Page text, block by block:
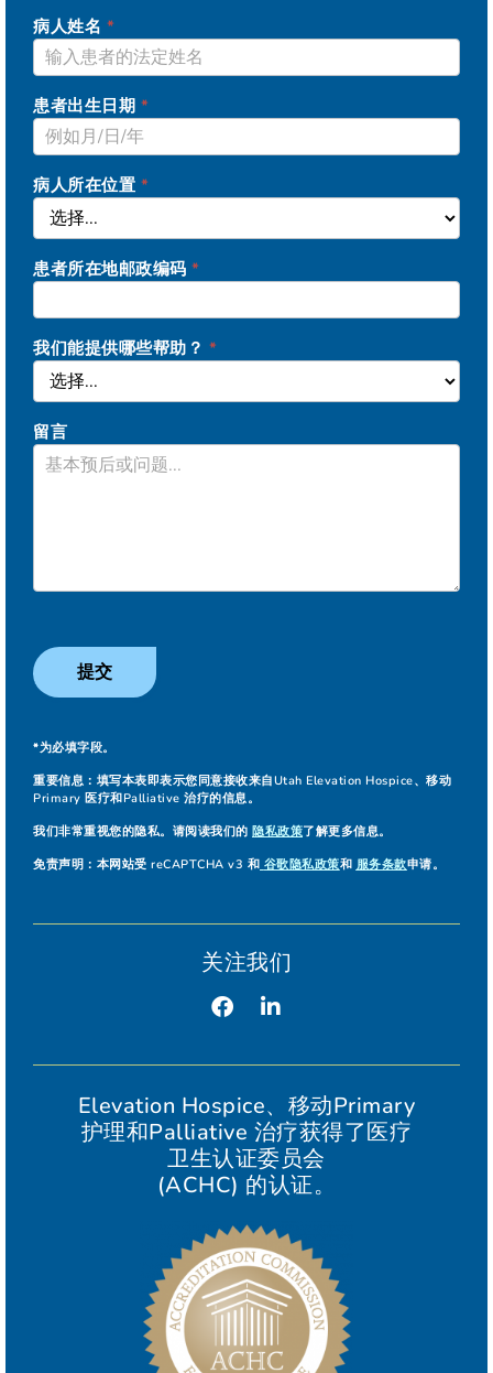
病人姓名 *
患者出生日期 *
病人所在位置 *
患者所在地邮政编码 *
我们能提供哪些帮助？ *
留言
提交
*为必填字段。
重要信息： 填写本表即表示您同意接收来自Utah Elevation Hospice、移动
Primary 医疗和Palliative 治疗的信息。
我们非常重视您的隐私。请阅读我们的 隐私政策了解更多信息。
免责声明： 本网站受 reCAPTCHA v3 和 谷歌隐私政策和 服务条款申请。
关注我们
Elevation Hospice、移动Primary
护理和Palliative 治疗获得了医疗
卫生认证委员会
(ACHC) 的认证。